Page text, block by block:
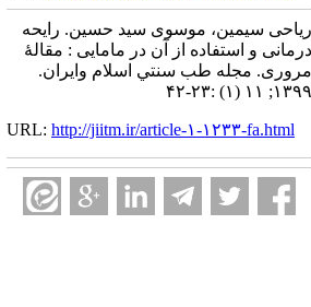
ریاحی سیمین، موسوی سید حسین. رایحه
‌درمانی و استفاده از آن در مامایی : مقالۀ
مروری. مجله طب سنتي اسلام وايران.
۱۳۹۹; ۱۱ (۱) :۲۳-۴۲
URL: http://jiitm.ir/article-۱-۱۲۳۳-fa.html